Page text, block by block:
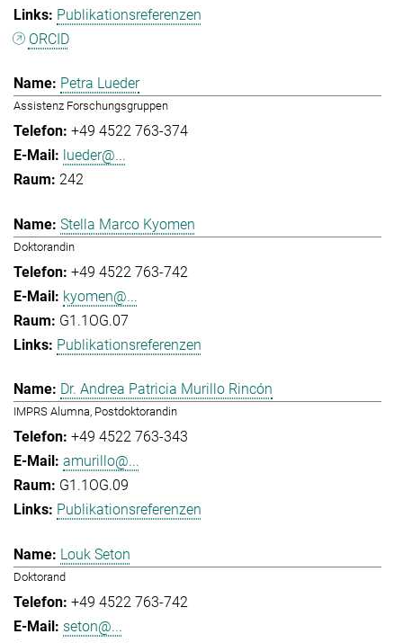
Publikationsreferenzen
ORCID
Petra Lueder
Assistenz Forschungsgruppen
+49 4522 763-374
lueder@...
242
Stella Marco Kyomen
Doktorandin
+49 4522 763-742
kyomen@...
G1.1OG.07
Publikationsreferenzen
Dr. Andrea Patricia Murillo Rincón
IMPRS Alumna, Postdoktorandin
+49 4522 763-343
amurillo@...
G1.1OG.09
Publikationsreferenzen
Louk Seton
Doktorand
+49 4522 763-742
seton@...